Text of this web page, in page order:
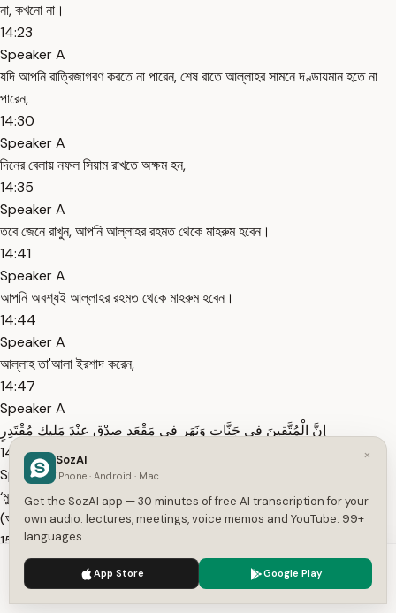
না, কখনো না।
14:23
Speaker A
যদি আপনি রাত্রিজাগরণ করতে না পারেন, শেষ রাতে আল্লাহর সামনে দণ্ডায়মান হতে না
পারেন,
14:30
Speaker A
দিনের বেলায় নফল সিয়াম রাখতে অক্ষম হন,
14:35
Speaker A
তবে জেনে রাখুন, আপনি আল্লাহর রহমত থেকে মাহরুম হবেন।
14:41
Speaker A
আপনি অবশ্যই আল্লাহর রহমত থেকে মাহরুম হবেন।
14:44
Speaker A
আল্লাহ তা'আলা ইরশাদ করেন,
14:47
Speaker A
إِنَّ الْمُتَّقِينَ فِي جَنَّاتٍ وَنَهَرٍ فِي مَقْعَدِ صِدْقٍ عِنْدَ مَلِيكٍ مُقْتَدِرٍ
14:55
Speaker A
‘মুত্তাকীরা থাকবে জান্নাতে ও তার মধ্যস্থিত নদীতে; সত্যের আসনে, মহাশক্তিধর মালিক
(আল্লাহর) সান্নিধ্যে।’
15:05
Speaker A
(সূরা আল-ক্বামার, আয়াত নং ৫৪-৫৫)
15:08
We use cookies to enhance your experience.
×
SozAI
iPhone · Android · Mac
Get the SozAI app — 30 minutes of free AI transcription for your
own audio: lectures, meetings, voice memos and YouTube. 99+
languages.
App Store Google Play